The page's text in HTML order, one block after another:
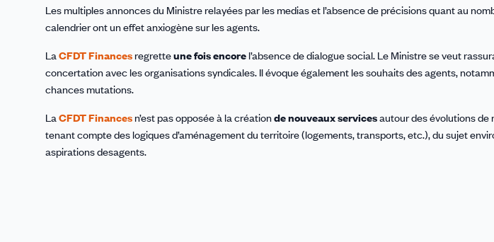
Les multiples annonces du Ministre relayées par les medias et l’absence de précisions quant au
calendrier ont un effet anxiogène sur les agents.
LaCFDT Finances regretteune fois encore l’absence de dialogue social. Le Ministre se veut
concertation avec les organisations syndicales. Il évoque également les souhaits des agents,
chances mutations.
LaCFDT Finances n’est pas opposée à la créationde nouveaux servicesautour des évolutions de
tenant compte des logiques d’aménagement du territoire (logements, transports, etc.), du sujet
aspirations desagents.